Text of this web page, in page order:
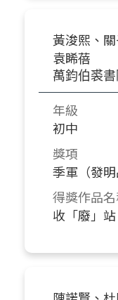
黃浚熙、
袁睎蓓
萬鈞伯裘
年級
初中
獎項
季軍（發明
得獎作品
收「廢」站